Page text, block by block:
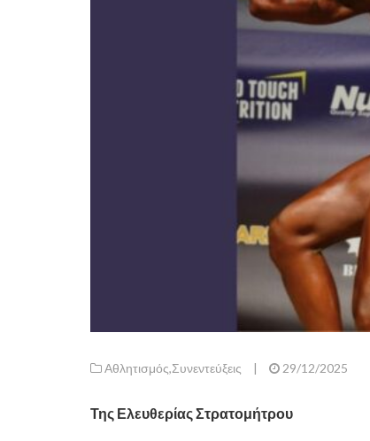
Αθλητισμός,Συνεντεύξεις | 29/12/2025
Της Ελευθερίας Στρατομήτρου